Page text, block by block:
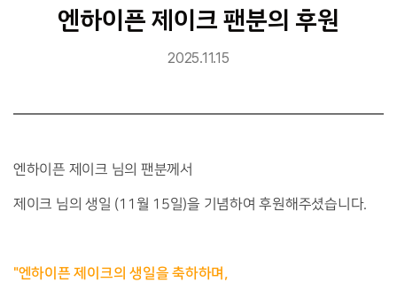
엔하이픈 제이크 팬분의 후원
2025.11.15
엔하이픈 제이크 님의 팬분께서
제이크 님의 생일 (11월 15일)을 기념하여 후원해주셨습니다.
"엔하이픈 제이크의 생일을 축하하며,